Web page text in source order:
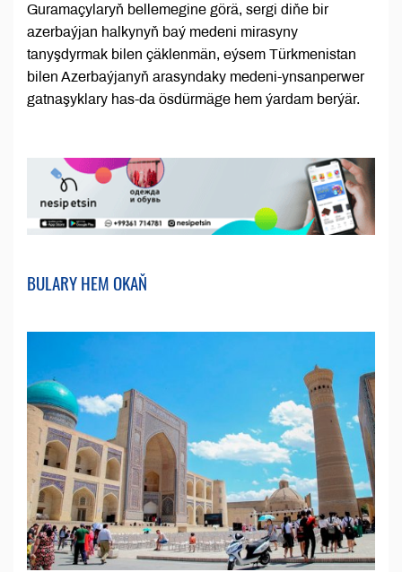
Guramaçylaryň bellemegine görä, sergi diňe bir
azerbaýjan halkynyň baý medeni mirasyny
tanyşdyrmak bilen çäklenmän, eýsem Türkmenistan
bilen Azerbaýjanyň arasyndaky medeni-ynsanperwer
gatnaşyklary has-da ösdürmäge hem ýardam berýär.
BULARY HEM OKAŇ